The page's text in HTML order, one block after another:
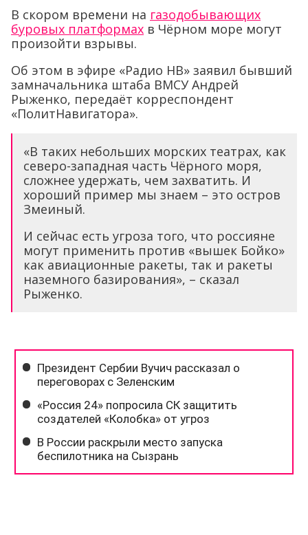
В скором времени на газодобывающих
буровых платформах в Чёрном море могут
произойти взрывы.
Об этом в эфире «Радио НВ» заявил бывший
замначальника штаба ВМСУ Андрей
Рыженко, передаёт корреспондент
«ПолитНавигатора».
«В таких небольших морских театрах, как
северо-западная часть Чёрного моря,
сложнее удержать, чем захватить. И
хороший пример мы знаем – это остров
Змеиный.
И сейчас есть угроза того, что россияне
могут применить против «вышек Бойко»
как авиационные ракеты, так и ракеты
наземного базирования», – сказал
Рыженко.